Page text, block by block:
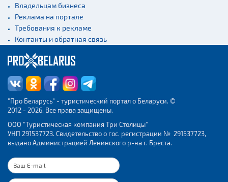
Владельцам бизнеса
Реклама на портале
Требования к рекламе
Контакты и обратная связь
"Про Беларусь" - туристический портал о Беларуси. ©
2012 - 2026. Все права защищены.
ООО "Туристическая компания Три Столицы"
УНП 291537723. Свидетельство о гос. регистрации № 291537723,
выдано Администрацией Ленинского р-на г. Бреста.